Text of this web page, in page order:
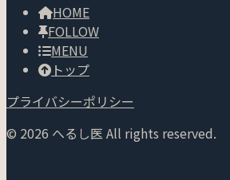
HOME
FOLLOW
MENU
トップ
プライバシーポリシー
© 2026 へるし医 All rights reserved.